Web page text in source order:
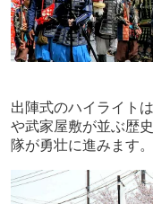
出陣式のハイライト
や武家屋敷が並ぶ歴
隊が勇壮に進みます。